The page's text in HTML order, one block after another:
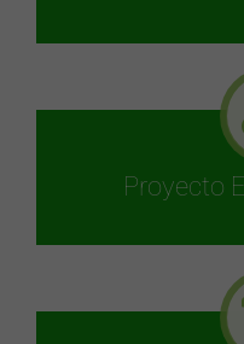
Proyecto